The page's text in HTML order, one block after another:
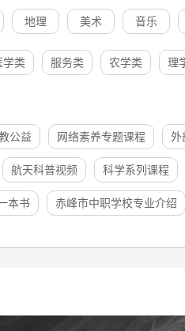
地理 美术 音乐
学类 服务类 农学类 理
公益 网络素养专题课程 外
航天科普视频 科学系列课程
本书 赤峰市中职学校专业介绍